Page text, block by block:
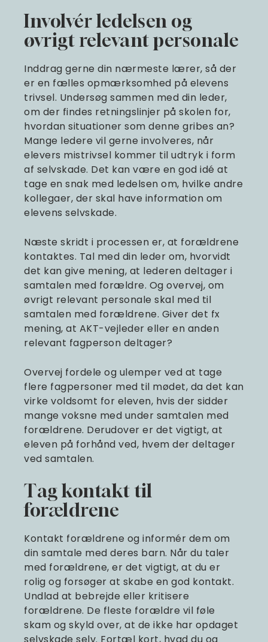
Involvér ledelsen og
øvrigt relevant personale
Inddrag gerne din nærmeste lærer, så der
er en fælles opmærksomhed på elevens
trivsel. Undersøg sammen med din leder,
om der findes retningslinjer på skolen for,
hvordan situationer som denne gribes an?
Mange ledere vil gerne involveres, når
elevers mistrivsel kommer til udtryk i form
af selvskade. Det kan være en god idé at
tage en snak med ledelsen om, hvilke andre
kollegaer, der skal have information om
elevens selvskade.
Næste skridt i processen er, at forældrene
kontaktes. Tal med din leder om, hvorvidt
det kan give mening, at lederen deltager i
samtalen med forældre. Og overvej, om
øvrigt relevant personale skal med til
samtalen med forældrene. Giver det fx
mening, at AKT-vejleder eller en anden
relevant fagperson deltager?
Overvej fordele og ulemper ved at tage
flere fagpersoner med til mødet, da det kan
virke voldsomt for eleven, hvis der sidder
mange voksne med under samtalen med
forældrene. Derudover er det vigtigt, at
eleven på forhånd ved, hvem der deltager
ved samtalen.
Tag kontakt til
forældrene
Kontakt forældrene og informér dem om
din samtale med deres barn. Når du taler
med forældrene, er det vigtigt, at du er
rolig og forsøger at skabe en god kontakt.
Undlad at bebrejde eller kritisere
forældrene. De fleste forældre vil føle
skam og skyld over, at de ikke har opdaget